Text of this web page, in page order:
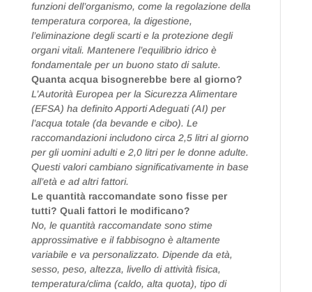
funzioni dell’organismo, come la regolazione della
temperatura corporea, la digestione,
l’eliminazione degli scarti e la protezione degli
organi vitali. Mantenere l’equilibrio idrico è
fondamentale per un buono stato di salute.
Quanta acqua bisognerebbe bere al giorno?
L’Autorità Europea per la Sicurezza Alimentare
(EFSA) ha definito Apporti Adeguati (AI) per
l’acqua totale (da bevande e cibo). Le
raccomandazioni includono circa 2,5 litri al giorno
per gli uomini adulti e 2,0 litri per le donne adulte.
Questi valori cambiano significativamente in base
all’età e ad altri fattori.
Le quantità raccomandate sono fisse per
tutti? Quali fattori le modificano?
No, le quantità raccomandate sono stime
approssimative e il fabbisogno è altamente
variabile e va personalizzato. Dipende da età,
sesso, peso, altezza, livello di attività fisica,
temperatura/clima (caldo, alta quota), tipo di